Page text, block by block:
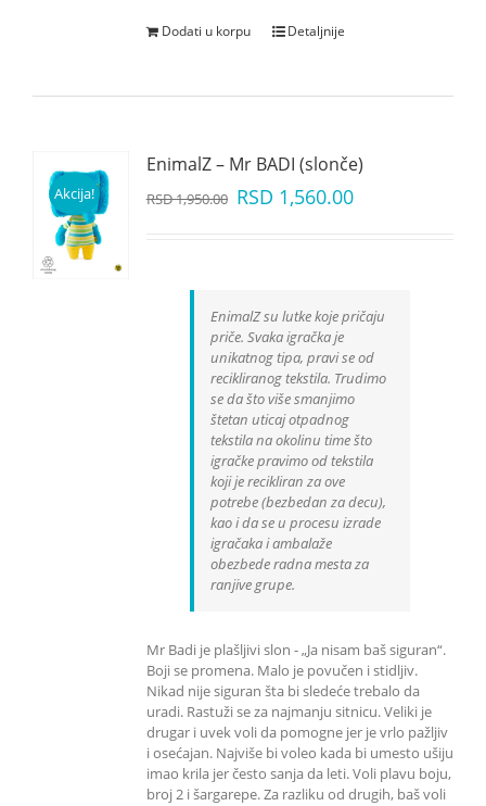
Dodati u korpu Detaljnije
Akcija!
EnimalZ – Mr BADI (slonče)
RSD1,950.00 RSD 1,560.00
EnimalZ su lutke koje pričaju
priče. Svaka igračka je
unikatnog tipa, pravi se od
recikliranog tekstila. Trudimo
se da što više smanjimo
štetan uticaj otpadnog
tekstila na okolinu time što
igračke pravimo od tekstila
koji je recikliran za ove
potrebe (bezbedan za decu),
kao i da se u procesu izrade
igračaka i ambalaže
obezbede radna mesta za
ranjive grupe.
Mr Badi je plašljivi slon - „Ja nisam baš siguran“.
Boji se promena. Malo je povučen i stidljiv.
Nikad nije siguran šta bi sledeće trebalo da
uradi. Rastuži se za najmanju sitnicu. Veliki je
drugar i uvek voli da pomogne jer je vrlo pažljiv
i osećajan. Najviše bi voleo kada bi umesto ušiju
imao krila jer često sanja da leti. Voli plavu boju,
broj 2 i šargarepe. Za razliku od drugih, baš voli